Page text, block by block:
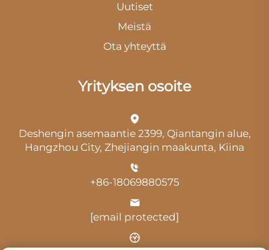
Uutiset
Meistä
Ota yhteyttä
Yrityksen osoite
Deshengin asemaantie 2399, Qiantangin alue,
Hangzhou City, Zhejiangin maakunta, Kiina
+86-18069880575
[email protected]